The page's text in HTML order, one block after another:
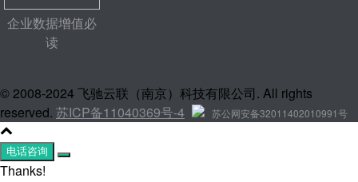
企业数据增值必
读
© 2008-2024 飞驰云联（南京）科技有限公司. All rights
reserved. 苏ICP备11040369号-4 苏公网安备32011402010991号
电话咨询
Thanks!